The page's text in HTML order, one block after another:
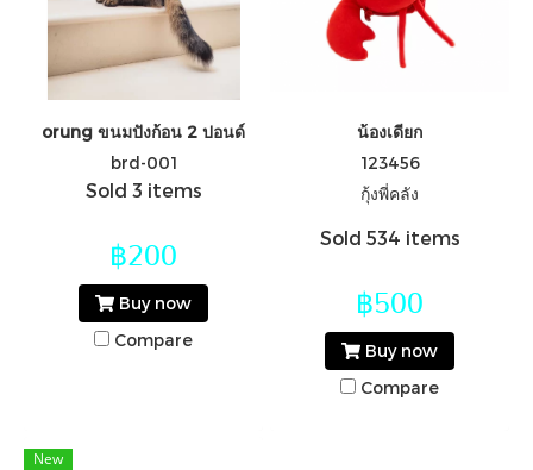
orung ขนมปังก้อน 2 ปอนด์
brd-001
Sold 3 items
฿200
Buy now
Compare
น้องเดียก
123456
กุ้งพี่คลัง
Sold 534 items
฿500
Buy now
Compare
New